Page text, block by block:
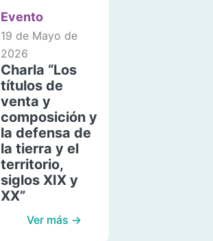
Evento
19 de Mayo de
2026
Charla “Los
títulos de
venta y
composición y
la defensa de
la tierra y el
territorio,
siglos XIX y
XX”
Ver más →